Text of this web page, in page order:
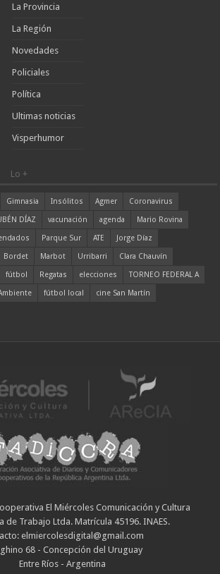
La Provincia
La Región
Novedades
Policiales
Política
Ultimas noticias
Visperhumor
Lo +
Gimnasia Insólitos Agmer
Coronavirus
DÍAZ vacunación agenda
Mario Rovina
Parque Sur ATE
Jorge Díaz
Bordet Marbot Urribarri
Clara Chauvín
fútbol Regatas elecciones
TORNEO FEDERAL A
fútbol local cine San Martín
El Miércoles Comunicación y Cultura
de Trabajo Ltda. Matrícula 45196. INAES.
elmiercolesdigital@gmail.com
68 - Concepción del Uruguay
Entre Ríos - Argentina